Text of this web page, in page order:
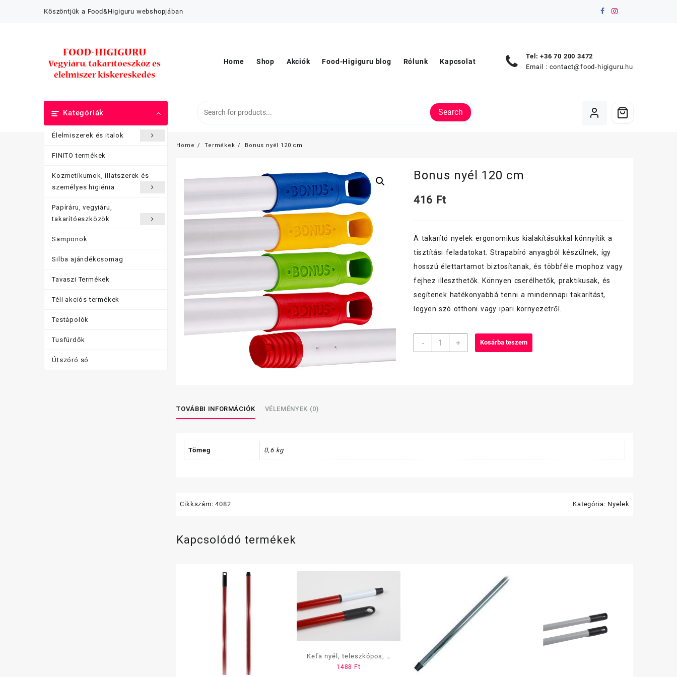
Köszöntjük a Food&Higiguru webshopjában
Home Shop Akciók Food-Higiguru blog Rólunk Kapcsolat
Tel: +36 70 200 3472
Email : contact@food-higiguru.hu
Kategóriák
Élelmiszerek és italok
FINITO termékek
Kozmetikumok, illatszerek és
személyes higiénia
Papíráru, vegyiáru,
takarítóeszközök
Samponok
Silba ajándékcsomag
Tavaszi Termékek
Téli akciós termékek
Testápolók
Tusfürdők
Útszóró só
Search
Home Termékek Bonus nyél 120 cm
Bonus nyél 120 cm
416 Ft
A takarító nyelek ergonomikus kialakításukkal könnyítik a
tisztítási feladatokat. Strapabíró anyagból készülnek, így
hosszú élettartamot biztosítanak, és többféle mophoz vagy
fejhez illeszthetők. Könnyen cserélhetők, praktikusak, és
segítenek hatékonyabbá tenni a mindennapi takarítást,
legyen szó otthoni vagy ipari környezetről.
-
Bonus
+ Kosárba teszem
TOVÁBBI INFORMÁCIÓK VÉLEMÉNYEK (0)
Tömeg 0,6 kg
Cikkszám:4082 Kategória: Nyelek
Kapcsolódó termékek
Kefa nyél, teleszkópos, 3
m-es
1488 Ft